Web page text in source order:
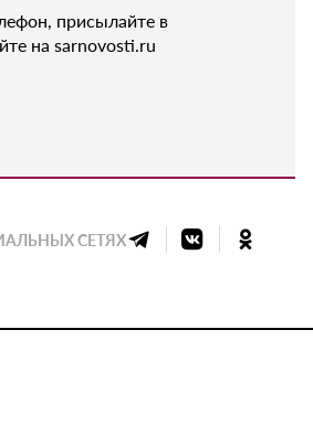
присылайте в
на sarnovosti.ru
СЕТЯХ